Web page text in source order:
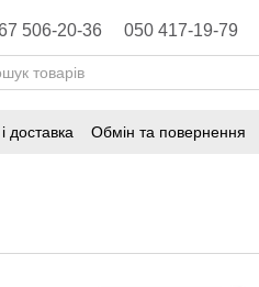
506-20-36 050 417-19-79
доставка Обмін та повернення